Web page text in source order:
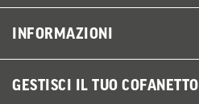
INFORMAZIONI
GESTISCI IL TUO COFANETTO